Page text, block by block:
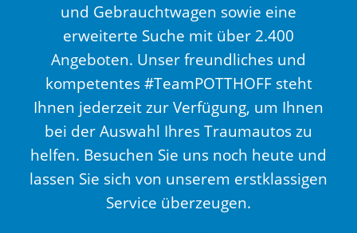
und Gebrauchtwagen sowie eine
erweiterte Suche mit über 2.400
Angeboten. Unser freundliches und
kompetentes #TeamPOTTHOFF steht
Ihnen jederzeit zur Verfügung, um Ihnen
bei der Auswahl Ihres Traumautos zu
helfen. Besuchen Sie uns noch heute und
lassen Sie sich von unserem erstklassigen
Service überzeugen.